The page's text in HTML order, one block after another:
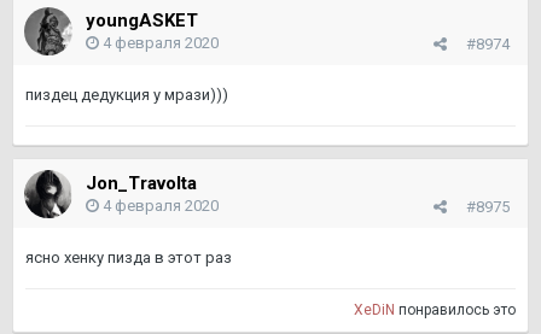
youngASKET
#8974
4 февраля 2020
пиздец дедукция у мрази)))
Jon_Travolta
#8975
4 февраля 2020
ясно хенку пизда в этот раз
XeDiN понравилось это